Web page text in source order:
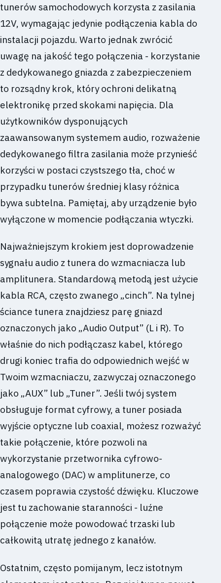
tunerów samochodowych korzysta z zasilania
12V, wymagając jedynie podłączenia kabla do
instalacji pojazdu. Warto jednak zwrócić
uwagę na jakość tego połączenia - korzystanie
z dedykowanego gniazda z zabezpieczeniem
to rozsądny krok, który ochroni delikatną
elektronikę przed skokami napięcia. Dla
użytkowników dysponujących
zaawansowanym systemem audio, rozważenie
dedykowanego filtra zasilania może przynieść
korzyści w postaci czystszego tła, choć w
przypadku tunerów średniej klasy różnica
bywa subtelna. Pamiętaj, aby urządzenie było
wyłączone w momencie podłączania wtyczki.
Najważniejszym krokiem jest doprowadzenie
sygnału audio z tunera do wzmacniacza lub
amplitunera. Standardową metodą jest użycie
kabla RCA, często zwanego „cinch”. Na tylnej
ściance tunera znajdziesz parę gniazd
oznaczonych jako „Audio Output” (L i R). To
właśnie do nich podłączasz kabel, którego
drugi koniec trafia do odpowiednich wejść w
Twoim wzmacniaczu, zazwyczaj oznaczonego
jako „AUX” lub „Tuner”. Jeśli twój system
obsługuje format cyfrowy, a tuner posiada
wyjście optyczne lub coaxial, możesz rozważyć
takie połączenie, które pozwoli na
wykorzystanie przetwornika cyfrowo-
analogowego (DAC) w amplitunerze, co
czasem poprawia czystość dźwięku. Kluczowe
jest tu zachowanie staranności - luźne
połączenie może powodować trzaski lub
całkowitą utratę jednego z kanałów.
Ostatnim, często pomijanym, lecz istotnym